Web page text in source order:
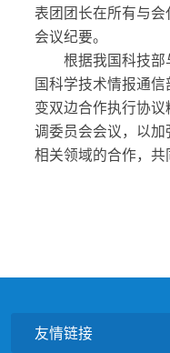
表团团长在所有与
会议纪要。
根据我国科技部
国科学技术情报通
变双边合作执行协
调委员会会议，以
相关领域的合作，共
友情链接